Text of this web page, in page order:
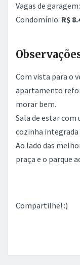
Vagas de garagem:
Condomínio: R$
Com vista para o
apartamento
morar bem.
Sala de estar
cozinha integrada
Ao lado das
praça e o parque
Compartilhe! :)